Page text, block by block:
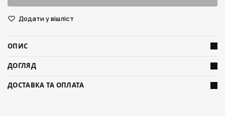
Додати у вішліст
ОПИС
ДОГЛЯД
ДОСТАВКА ТА ОПЛАТА